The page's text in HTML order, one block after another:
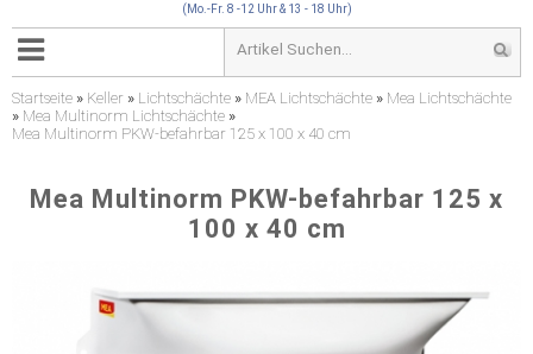
(Mo.-Fr. 8 -12 Uhr & 13 - 18 Uhr)
Startseite » Keller » Lichtschächte » MEA Lichtschächte » Mea Lichtschächte
» Mea Multinorm Lichtschächte »
Mea Multinorm PKW-befahrbar 125 x 100 x 40 cm
Mea Multinorm PKW-befahrbar 125 x
100 x 40 cm